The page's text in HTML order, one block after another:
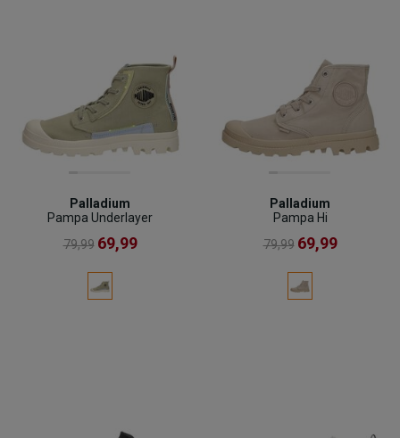
Palladium
Pampa Underlayer
79,99 69,99
Palladium
Pampa Hi
79,99 69,99